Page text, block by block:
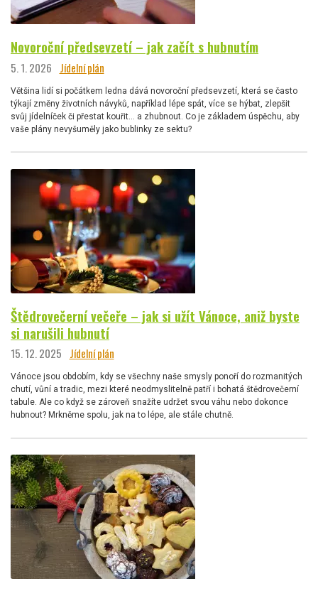
Novoroční předsevzetí – jak začít s hubnutím
5. 1. 2026 Jídelní plán
Většina lidí si počátkem ledna dává novoroční předsevzetí, která se často
týkají změny životních návyků, například lépe spát, více se hýbat, zlepšit
svůj jídelníček či přestat kouřit… a zhubnout. Co je základem úspěchu, aby
vaše plány nevyšuměly jako bublinky ze sektu?
Štědrovečerní večeře – jak si užít Vánoce, aniž byste
si narušili hubnutí
15. 12. 2025 Jídelní plán
Vánoce jsou obdobím, kdy se všechny naše smysly ponoří do rozmanitých
chutí, vůní a tradic, mezi které neodmyslitelně patří i bohatá štědrovečerní
tabule. Ale co když se zároveň snažíte udržet svou váhu nebo dokonce
hubnout? Mrkněme spolu, jak na to lépe, ale stále chutně.